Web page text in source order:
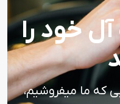
خود را
که ما میفروشیم،